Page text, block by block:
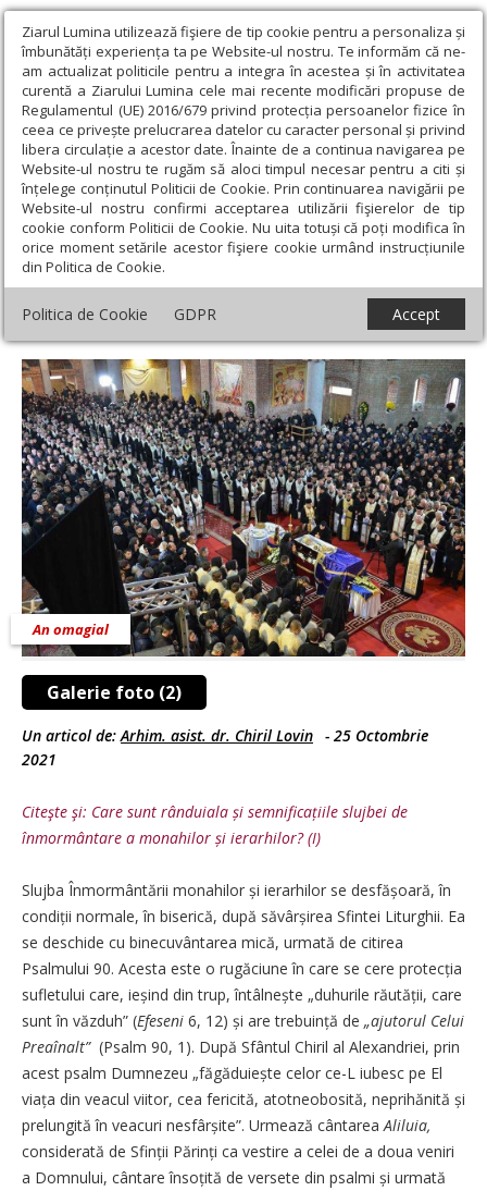
Ziarul Lumina utilizează fişiere de tip cookie pentru a personaliza și
îmbunătăți experiența ta pe Website-ul nostru. Te informăm că ne-
am actualizat politicile pentru a integra în acestea și în activitatea
curentă a Ziarului Lumina cele mai recente modificări propuse de
Regulamentul (UE) 2016/679 privind protecția persoanelor fizice în
ceea ce privește prelucrarea datelor cu caracter personal și privind
libera circulație a acestor date. Înainte de a continua navigarea pe
Website-ul nostru te rugăm să aloci timpul necesar pentru a citi și
înțelege conținutul Politicii de Cookie. Prin continuarea navigării pe
Website-ul nostru confirmi acceptarea utilizării fişierelor de tip
cookie conform Politicii de Cookie. Nu uita totuși că poți modifica în
orice moment setările acestor fişiere cookie urmând instrucțiunile
din Politica de Cookie.
Politica de Cookie GDPR Accept
Ziarul Lumina › Actualitate religioasă › An omagial › Care sunt
rânduiala și semnificațiile slujbei de înmormântare a monahilor și
ierarhilor? (II)
Care sunt rânduiala și semnificațiile slujbei
de înmormântare a monahilor și
ierarhilor? (II)
Galerie foto (2)
An omagial
Un articol de: Arhim. asist. dr. Chiril Lovin - 25 Octombrie
2021
Citeşte şi: Care sunt rânduiala și semnificațiile slujbei de
înmormântare a monahilor și ierarhilor? (I)
Slujba Înmormântării monahilor și ierarhilor se desfășoară, în
condiții normale, în biserică, după săvârșirea Sfintei Liturghii. Ea
se deschide cu binecuvântarea mică, urmată de citirea
Psalmului 90. Acesta este o rugăciune în care se cere protecția
sufletului care, ieșind din trup, întâlnește „duhurile răutății, care
sunt în văzduh” (Efeseni 6, 12) și are trebuință de „ajutorul Celui
Preaînalt” (Psalm 90, 1). După Sfântul Chiril al Alexandriei, prin
acest psalm Dumnezeu „făgăduiește celor ce-L iubesc pe El
viața din veacul viitor, cea fericită, atotneobosită, neprihănită și
prelungită în veacuri nesfârșite”. Urmează cântarea Aliluia,
considerată de Sfinții Părinți ca vestire a celei de a doua veniri
a Domnului, cântare însoțită de versete din psalmi și urmată